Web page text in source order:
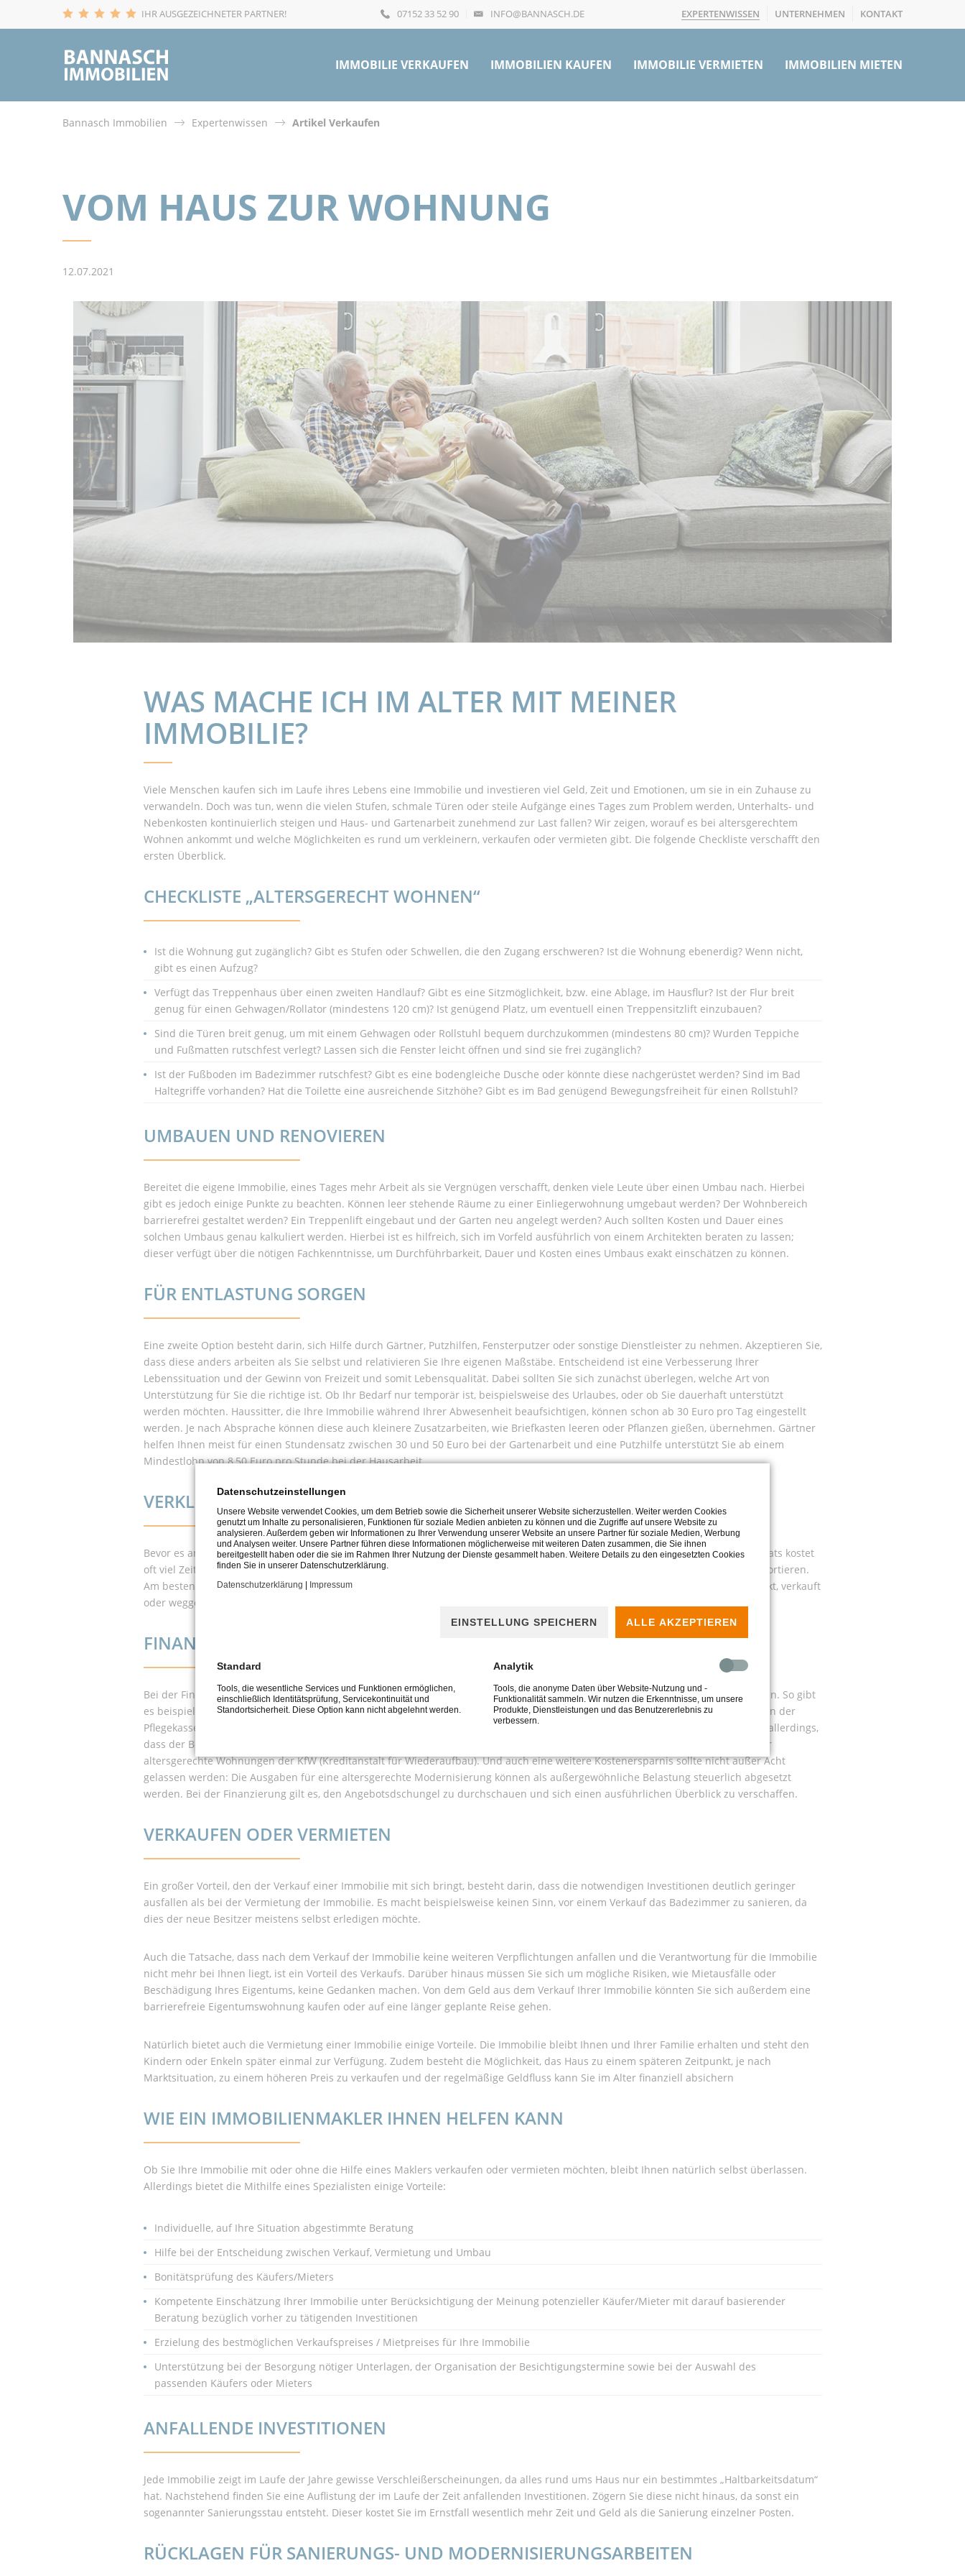
IHR AUSGEZEICHNETER PARTNER! 07152 33 52 90 INFO@BANNASCH.DE EXPERTENWISSEN UNTERNEHMEN KONTAKT
IMMOBILIE VERKAUFEN IMMOBILIEN KAUFEN IMMOBILIE VERMIETEN IMMOBILIEN MIETEN
Bannasch Immobilien Expertenwissen Artikel Verkaufen
VOM HAUS ZUR WOHNUNG
12.07.2021
WAS MACHE ICH IM ALTER MIT MEINER
IMMOBILIE?
Viele Menschen kaufen sich im Laufe ihres Lebens eine Immobilie und investieren viel Geld, Zeit und Emotionen, um sie in ein Zuhause zu
verwandeln. Doch was tun, wenn die vielen Stufen, schmale Türen oder steile Aufgänge eines Tages zum Problem werden, Unterhalts- und
Nebenkosten kontinuierlich steigen und Haus- und Gartenarbeit zunehmend zur Last fallen? Wir zeigen, worauf es bei altersgerechtem
Wohnen ankommt und welche Möglichkeiten es rund um verkleinern, verkaufen oder vermieten gibt. Die folgende Checkliste verschafft den
ersten Überblick.
CHECKLISTE „ALTERSGERECHT WOHNEN“
Ist die Wohnung gut zugänglich? Gibt es Stufen oder Schwellen, die den Zugang erschweren? Ist die Wohnung ebenerdig? Wenn nicht,
gibt es einen Aufzug?
Verfügt das Treppenhaus über einen zweiten Handlauf? Gibt es eine Sitzmöglichkeit, bzw. eine Ablage, im Hausflur? Ist der Flur breit
genug für einen Gehwagen/Rollator (mindestens 120 cm)? Ist genügend Platz, um eventuell einen Treppensitzlift einzubauen?
Sind die Türen breit genug, um mit einem Gehwagen oder Rollstuhl bequem durchzukommen (mindestens 80 cm)? Wurden Teppiche
und Fußmatten rutschfest verlegt? Lassen sich die Fenster leicht öffnen und sind sie frei zugänglich?
Ist der Fußboden im Badezimmer rutschfest? Gibt es eine bodengleiche Dusche oder könnte diese nachgerüstet werden? Sind im Bad
Haltegriffe vorhanden? Hat die Toilette eine ausreichende Sitzhöhe? Gibt es im Bad genügend Bewegungsfreiheit für einen Rollstuhl?
UMBAUEN UND RENOVIEREN
Bereitet die eigene Immobilie, eines Tages mehr Arbeit als sie Vergnügen verschafft, denken viele Leute über einen Umbau nach. Hierbei
gibt es jedoch einige Punkte zu beachten. Können leer stehende Räume zu einer Einliegerwohnung umgebaut werden? Der Wohnbereich
barrierefrei gestaltet werden? Ein Treppenlift eingebaut und der Garten neu angelegt werden? Auch sollten Kosten und Dauer eines
solchen Umbaus genau kalkuliert werden. Hierbei ist es hilfreich, sich im Vorfeld ausführlich von einem Architekten beraten zu lassen;
dieser verfügt über die nötigen Fachkenntnisse, um Durchführbarkeit, Dauer und Kosten eines Umbaus exakt einschätzen zu können.
FÜR ENTLASTUNG SORGEN
Eine zweite Option besteht darin, sich Hilfe durch Gärtner, Putzhilfen, Fensterputzer oder sonstige Dienstleister zu nehmen. Akzeptieren Sie,
dass diese anders arbeiten als Sie selbst und relativieren Sie Ihre eigenen Maßstäbe. Entscheidend ist eine Verbesserung Ihrer
Lebenssituation und der Gewinn von Freizeit und somit Lebensqualität. Dabei sollten Sie sich zunächst überlegen, welche Art von
Unterstützung für Sie die richtige ist. Ob Ihr Bedarf nur temporär ist, beispielsweise des Urlaubes, oder ob Sie dauerhaft unterstützt
werden möchten. Haussitter, die Ihre Immobilie während Ihrer Abwesenheit beaufsichtigen, können schon ab 30 Euro pro Tag eingestellt
werden. Je nach Absprache können diese auch kleinere Zusatzarbeiten, wie Briefkasten leeren oder Pflanzen gießen, übernehmen. Gärtner
helfen Ihnen meist für einen Stundensatz zwischen 30 und 50 Euro bei der Gartenarbeit und eine Putzhilfe unterstützt Sie ab einem
Mindestlohn von 8,50 Euro pro Stunde bei der Hausarbeit.
VERKLEINERUNG DES HAUSRATS
Bevor es an Umbau oder Umzug geht, müssen mehrere Angelegenheiten geklärt werden. Besonders die Verkleinerung des Hausrats kostet
oft viel Zeit und Mühe, da viele Erinnerungen an den Sachen haften. Nehmen Sie sich vorab also genug Zeit, um Ihren Besitz zu sortieren.
Am besten funktioniert das, wenn man sich eine unabhängige Hilfe ins Boot holt: Diese kann bei der Entscheidung, was verschenkt, verkauft
oder weggeworfen wird, durch Objektivität helfen.
FINANZIERUNG UND FÖRDERMÖGLICHKEITEN
Bei der Finanzierung hilft oft der Immobilienexperte Ihres Vertrauens, der Sie individuell über mögliche Förderungen beraten kann. So gibt
es beispielsweise bei baulichen Maßnahmen, wie dem Einbau eines Treppenlifts oder der Verbreiterung der Türen, Zuschüsse von der
Pflegekasse. Die finanzielle Unterstützung für einen Umbau beträgt dabei maximal 4.000 Euro pro Maßnahme. Voraussetzung ist allerdings,
dass der Bezuschusste pflegebedürftig ist. In vielen Städten gibt es zudem Programme zur Förderung von Umbaumaßnahmen für
altersgerechte Wohnungen der KfW (Kreditanstalt für Wiederaufbau). Und auch eine weitere Kostenersparnis sollte nicht außer Acht
gelassen werden: Die Ausgaben für eine altersgerechte Modernisierung können als außergewöhnliche Belastung steuerlich abgesetzt
werden. Bei der Finanzierung gilt es, den Angebotsdschungel zu durchschauen und sich einen ausführlichen Überblick zu verschaffen.
VERKAUFEN ODER VERMIETEN
Ein großer Vorteil, den der Verkauf einer Immobilie mit sich bringt, besteht darin, dass die notwendigen Investitionen deutlich geringer
ausfallen als bei der Vermietung der Immobilie. Es macht beispielsweise keinen Sinn, vor einem Verkauf das Badezimmer zu sanieren, da
dies der neue Besitzer meistens selbst erledigen möchte.
Auch die Tatsache, dass nach dem Verkauf der Immobilie keine weiteren Verpflichtungen anfallen und die Verantwortung für die Immobilie
nicht mehr bei Ihnen liegt, ist ein Vorteil des Verkaufs. Darüber hinaus müssen Sie sich um mögliche Risiken, wie Mietausfälle oder
Beschädigung Ihres Eigentums, keine Gedanken machen. Von dem Geld aus dem Verkauf Ihrer Immobilie könnten Sie sich außerdem eine
barrierefreie Eigentumswohnung kaufen oder auf eine länger geplante Reise gehen.
Natürlich bietet auch die Vermietung einer Immobilie einige Vorteile. Die Immobilie bleibt Ihnen und Ihrer Familie erhalten und steht den
Kindern oder Enkeln später einmal zur Verfügung. Zudem besteht die Möglichkeit, das Haus zu einem späteren Zeitpunkt, je nach
Marktsituation, zu einem höheren Preis zu verkaufen und der regelmäßige Geldfluss kann Sie im Alter finanziell absichern
WIE EIN IMMOBILIENMAKLER IHNEN HELFEN KANN
Ob Sie Ihre Immobilie mit oder ohne die Hilfe eines Maklers verkaufen oder vermieten möchten, bleibt Ihnen natürlich selbst überlassen.
Allerdings bietet die Mithilfe eines Spezialisten einige Vorteile:
Individuelle, auf Ihre Situation abgestimmte Beratung
Hilfe bei der Entscheidung zwischen Verkauf, Vermietung und Umbau
Bonitätsprüfung des Käufers/Mieters
Kompetente Einschätzung Ihrer Immobilie unter Berücksichtigung der Meinung potenzieller Käufer/Mieter mit darauf basierender
Beratung bezüglich vorher zu tätigenden Investitionen
Erzielung des bestmöglichen Verkaufspreises / Mietpreises für Ihre Immobilie
Unterstützung bei der Besorgung nötiger Unterlagen, der Organisation der Besichtigungstermine sowie bei der Auswahl des
passenden Käufers oder Mieters
ANFALLENDE INVESTITIONEN
Jede Immobilie zeigt im Laufe der Jahre gewisse Verschleißerscheinungen, da alles rund ums Haus nur ein bestimmtes „Haltbarkeitsdatum“
hat. Nachstehend finden Sie eine Auflistung der im Laufe der Zeit anfallenden Investitionen. Zögern Sie diese nicht hinaus, da sonst ein
sogenannter Sanierungsstau entsteht. Dieser kostet Sie im Ernstfall wesentlich mehr Zeit und Geld als die Sanierung einzelner Posten.
RÜCKLAGEN FÜR SANIERUNGS- UND MODERNISIERUNGSARBEITEN
Datenschutzeinstellungen
Unsere Website verwendet Cookies, um dem Betrieb sowie die Sicherheit unserer Website sicherzustellen. Weiter werden Cookies
genutzt um Inhalte zu personalisieren, Funktionen für soziale Medien anbieten zu können und die Zugriffe auf unsere Website zu
analysieren. Außerdem geben wir Informationen zu Ihrer Verwendung unserer Website an unsere Partner für soziale Medien, Werbung
und Analysen weiter. Unsere Partner führen diese Informationen möglicherweise mit weiteren Daten zusammen, die Sie ihnen
bereitgestellt haben oder die sie im Rahmen Ihrer Nutzung der Dienste gesammelt haben. Weitere Details zu den eingesetzten Cookies
finden Sie in unserer Datenschutzerklärung.
Datenschutzerklärung
Impressum
EINSTELLUNG SPEICHERN ALLE AKZEPTIEREN
Standard
Tools, die wesentliche Services und Funktionen ermöglichen,
einschließlich Identitätsprüfung, Servicekontinuität und
Standortsicherheit. Diese Option kann nicht abgelehnt werden.
Analytik
Tools, die anonyme Daten über Website-Nutzung und -
Funktionalität sammeln. Wir nutzen die Erkenntnisse, um unsere
Produkte, Dienstleistungen und das Benutzererlebnis zu
verbessern.